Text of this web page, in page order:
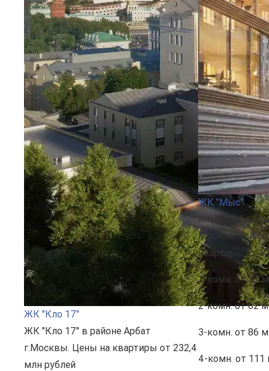
ЖК "Кло 17"
ЖК "Кло 17" в районе Арбат
г.Москвы. Цены на квартиры от 232,4
млн рублей
ЖК "Мыс"
ЖК "Мыс" в
Московской
квартиры от
1-комн. от 37
2-комн.от 62
3-комн. от 86
4-комн. от 111